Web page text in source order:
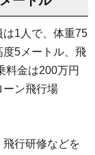
1人で、体重75
5メートル、飛
料金は200万円
ーン飛行場
行研修などを